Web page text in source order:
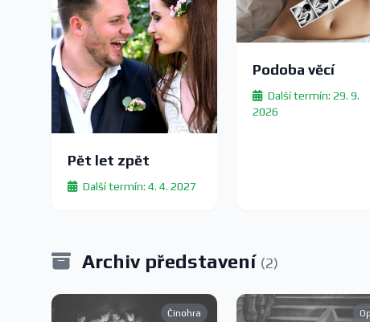
Pět let zpět
Další termín: 4. 4. 2027
Podoba věcí
Další termín: 29. 9.
2026
Archiv představení (2)
Činohra